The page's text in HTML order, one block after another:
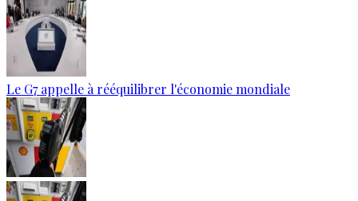
Le G7 appelle à rééquilibrer l'économie mondiale